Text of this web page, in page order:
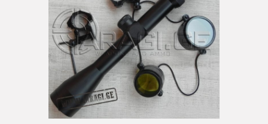
ᲐᲛᲣᲜᲘᲪᲘᲐ
ᲐᲥᲡᲔᲡᲣᲐᲠᲔᲑᲘ
ᲛᲨᲕᲘᲚᲓᲘᲡᲠᲔᲑᲘ
ᲐᲛᲣᲜᲘᲪᲘᲐ
ᲐᲥᲡᲔᲡᲣᲐᲠᲔᲑᲘ
ᲡᲐᲡᲐᲠᲒᲔᲑᲚᲝ ᲑᲛᲣᲚᲔᲑᲘ